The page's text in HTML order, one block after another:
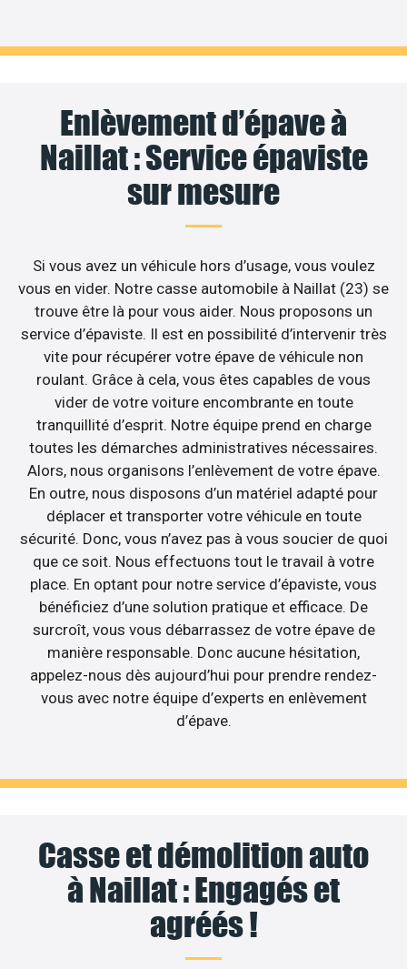
Enlèvement d’épave à
Naillat : Service épaviste
sur mesure
Si vous avez un véhicule hors d’usage, vous voulez
vous en vider. Notre casse automobile à Naillat (23) se
trouve être là pour vous aider. Nous proposons un
service d’épaviste. Il est en possibilité d’intervenir très
vite pour récupérer votre épave de véhicule non
roulant. Grâce à cela, vous êtes capables de vous
vider de votre voiture encombrante en toute
tranquillité d’esprit. Notre équipe prend en charge
toutes les démarches administratives nécessaires.
Alors, nous organisons l’enlèvement de votre épave.
En outre, nous disposons d’un matériel adapté pour
déplacer et transporter votre véhicule en toute
sécurité. Donc, vous n’avez pas à vous soucier de quoi
que ce soit. Nous effectuons tout le travail à votre
place. En optant pour notre service d’épaviste, vous
bénéficiez d’une solution pratique et efficace. De
surcroît, vous vous débarrassez de votre épave de
manière responsable. Donc aucune hésitation,
appelez-nous dès aujourd’hui pour prendre rendez-
vous avec notre équipe d’experts en enlèvement
d’épave.
Casse et démolition auto
à Naillat : Engagés et
agréés !